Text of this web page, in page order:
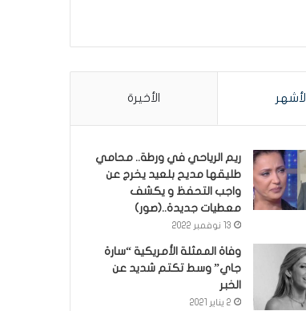
الأشهر الأخيرة
ريم الرياحي في ورطة.. محامي
طليقها مديح بلعيد يخرج عن
واجب التحفظ و يكشف
معطيات جديدة..(صور)
13 نوفمبر 2022
وفاة الممثلة الأمريكية “سارة
جاي” وسط تكتم شديد عن
الخبر
2 يناير 2021